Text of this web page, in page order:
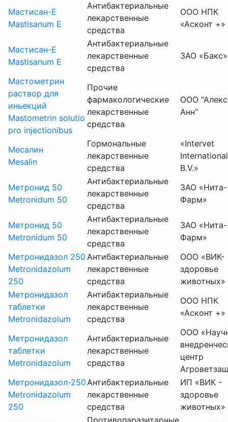
Мастисан-Е
Mastisanum Е
Антибактериальные
лекарственные
средства
ООО НПК
«Асконт +»
Мастисан-Е
Mastisanum Е
Антибактериальные
лекарственные
средства
ЗАО «Бакс»
Мастометрин
раствор для
иньекций
Mastometrin solutio
pro injectionibus
Прочие
фармакологические
лекарственные
средства
ООО "Алекс
Анн"
Месалин
Mesalin
Гормональные
лекарственные
средства
«Intervet
International
B.V.»
Метронид 50
Metronidum 50
Антибактериальные
лекарственные
средства
ЗАО «Нита-
Фарм»
Метронид 50
Metronidum 50
Антибактериальные
лекарственные
средства
ЗАО «Нита-
Фарм»
Метронидазол 250
Metronidazolum
250
Антибактериальные
лекарственные
средства
ООО «ВИК-
здоровье
животных»
Метронидазол
таблетки
Metronidazolum
Антибактериальные
лекарственные
средства
ООО НПК
«Асконт +»
Метронидазол
таблетки
Metronidazolum
Антибактериальные
лекарственные
средства
ООО
центр
Метронидазол-250
Metronidazolum
250
Антибактериальные
лекарственные
средства
ИП «ВИК -
здоровье
животных»
Противопаразитарные